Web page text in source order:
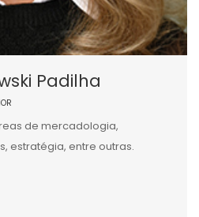
Padilha
de mercadologia,
estratégia, entre outras.